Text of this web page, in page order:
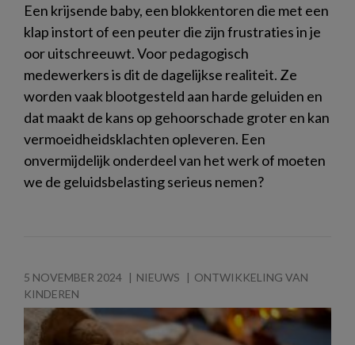
Een krijsende baby, een blokkentoren die met een
klap instort of een peuter die zijn frustraties in je
oor uitschreeuwt. Voor pedagogisch
medewerkers is dit de dagelijkse realiteit. Ze
worden vaak blootgesteld aan harde geluiden en
dat maakt de kans op gehoorschade groter en kan
vermoeidheidsklachten opleveren. Een
onvermijdelijk onderdeel van het werk of moeten
we de geluidsbelasting serieus nemen?
5 NOVEMBER 2024 NIEUWS
ONTWIKKELING VAN
KINDEREN